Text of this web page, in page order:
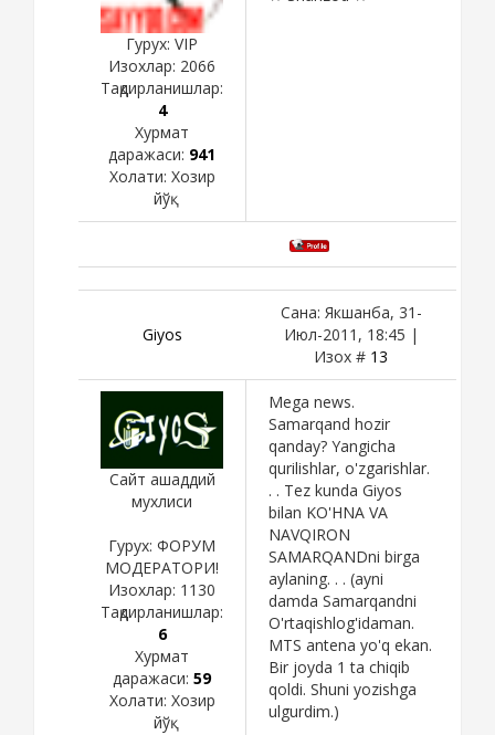
Гурух: VIP
Изохлар: 2066
Тақдирланишлар:
4
Хурмат
даражаси: 941
Холати: Хозир
йўқ
Giyos
Сана: Якшанба, 31-
Июл-2011, 18:45 |
Изох # 13
Сайт ашаддий
мухлиси
Гурух: ФОРУМ
МОДЕРАТОРИ!
Изохлар: 1130
Тақдирланишлар:
6
Хурмат
даражаси: 59
Холати: Хозир
йўқ
Mega news.
Samarqand hozir
qanday? Yangicha
qurilishlar, o'zgarishlar.
. . Tez kunda Giyos
bilan KO'HNA VA
NAVQIRON
SAMARQANDni birga
aylaning. . . (ayni
damda Samarqandni
O'rtaqishlog'idaman.
MTS antena yo'q ekan.
Bir joyda 1 ta chiqib
qoldi. Shuni yozishga
ulgurdim.)